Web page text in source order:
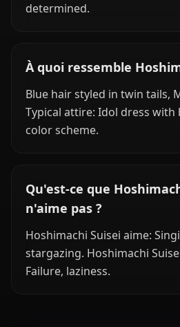
determined.
À quoi ressemble
Blue hair styled in twin tails,
Typical attire: Idol dress with
color scheme.
Qu'est-ce que
n'aime pas ?
Hoshimachi Suisei aime:
stargazing. Hoshimachi
Failure, laziness.